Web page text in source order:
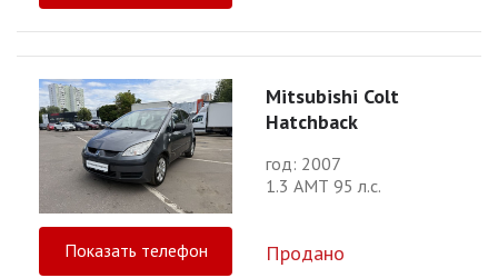
Mitsubishi Colt
Hatchback
год: 2007
1.3 АМТ 95 л.с.
Показать телефон Продано